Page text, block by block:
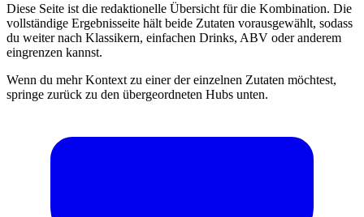
Diese Seite ist die redaktionelle Übersicht für die Kombination. Die
vollständige Ergebnisseite hält beide Zutaten vorausgewählt, sodass
du weiter nach Klassikern, einfachen Drinks, ABV oder anderem
eingrenzen kannst.
Wenn du mehr Kontext zu einer der einzelnen Zutaten möchtest,
springe zurück zu den übergeordneten Hubs unten.